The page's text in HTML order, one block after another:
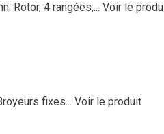
Rotor, 4 rangées,... Voir le
fixes... Voir le produit